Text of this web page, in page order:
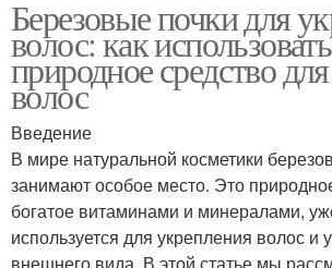
Березовые почки для
волос: как использовать
природное средство
волос
Введение
В мире натуральной косметики
занимают особое место. Это
богатое витаминами и минералами,
используется для укрепления волос и
внешнего вида. В этой статье мы